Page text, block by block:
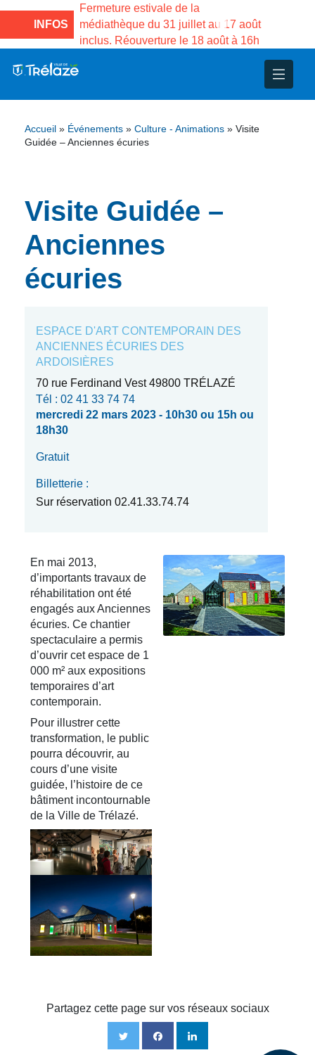
INFOS
la Maison des
de Gama du
Fermeture estivale de la
médiathèque du 31 juillet au 17 août
inclus. Réouverture le 18 août à 16h
Projets
– Jumelage
Accueil » Événements » Culture - Animations » Visite
Guidée – Anciennes écuries
Visite Guidée –
Anciennes
écuries
ESPACE D'ART CONTEMPORAIN DES
ANCIENNES ÉCURIES DES
ARDOISIÈRES
70 rue Ferdinand Vest 49800 TRÉLAZÉ
Tél : 02 41 33 74 74
mercredi 22 mars 2023 - 10h30 ou 15h ou
18h30
Gratuit
Billetterie :
Sur réservation 02.41.33.74.74
En mai 2013,
d’importants travaux de
réhabilitation ont été
engagés aux Anciennes
écuries. Ce chantier
spectaculaire a permis
d’ouvrir cet espace de 1
000 m² aux expositions
temporaires d’art
contemporain.
Pour illustrer cette
transformation, le public
pourra découvrir, au
cours d’une visite
guidée, l’histoire de ce
bâtiment incontournable
de la Ville de Trélazé.
Partagez cette page sur vos réseaux sociaux